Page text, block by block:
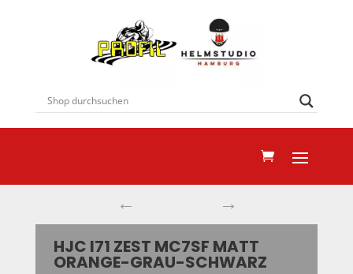
← →
HJC I71 ZEST MC7SF MATT
ORANGE-GRAU-SCHWARZ